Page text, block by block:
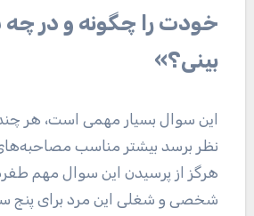
خودت را چگونه و در
بینی؟»
این سوال بسیار مهمی است، هر
نظر برسد بیشتر مناسب
هرگز از پرسیدن این سوال مهم
شخصی و شغلی این مرد برای پنج